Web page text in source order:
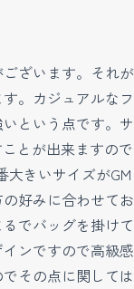
ざいます。それ
。カジュアルな
という点です。
とが出来ますの
きいサイズが
好みに合わせてお
でバッグを掛け
ンですので高級
その点に関して